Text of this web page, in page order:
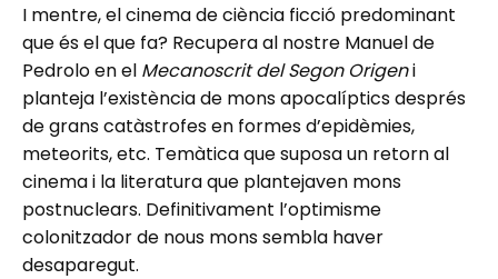
I mentre, el cinema de ciència ficció predominant
que és el que fa? Recupera al nostre Manuel de
Pedrolo en el Mecanoscrit del Segon Origeni
planteja l’existència de mons apocalíptics després
de grans catàstrofes en formes d’epidèmies,
meteorits, etc. Temàtica que suposa un retorn al
cinema i la literatura que plantejaven mons
postnuclears. Definitivament l’optimisme
colonitzador de nous mons sembla haver
desaparegut.